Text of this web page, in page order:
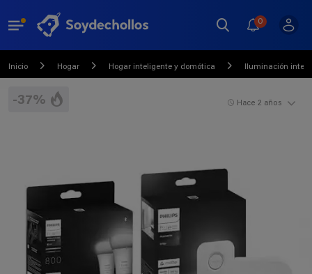
0
Inicio Hogar Hogar inteligente y domótica Iluminación
-37% Hace 2 años